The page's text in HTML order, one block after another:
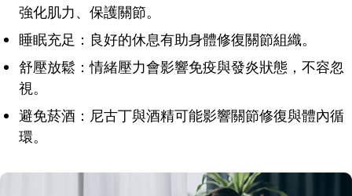
強化肌力、保護關節。
睡眠充足：良好的休息有助身體修復關節組織。
舒壓放鬆：情緒壓力會影響免疫與發炎狀態，不容忽
視。
避免菸酒：尼古丁與酒精可能影響關節修復與體內循
環。